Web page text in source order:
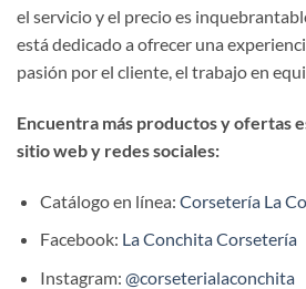
el servicio y el precio es
está dedicado a ofrecer una
pasión por el cliente, el trabajo en
Encuentra más productos y ofertas
sitio web y redes sociales:
Catálogo en línea: Corsetería La
Facebook: La Conchita Corsetería
Instagram: @corseterialaconchita